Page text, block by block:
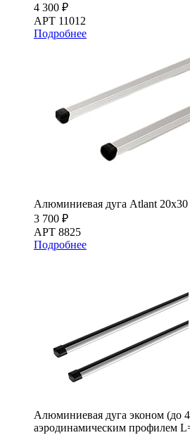
4 300 ₽
АРТ 11012
Подробнее
Алюминиевая дуга Atlant
3 700 ₽
АРТ 8825
Подробнее
Алюминиевая дуга эконом (до
аэродинамическим профилем